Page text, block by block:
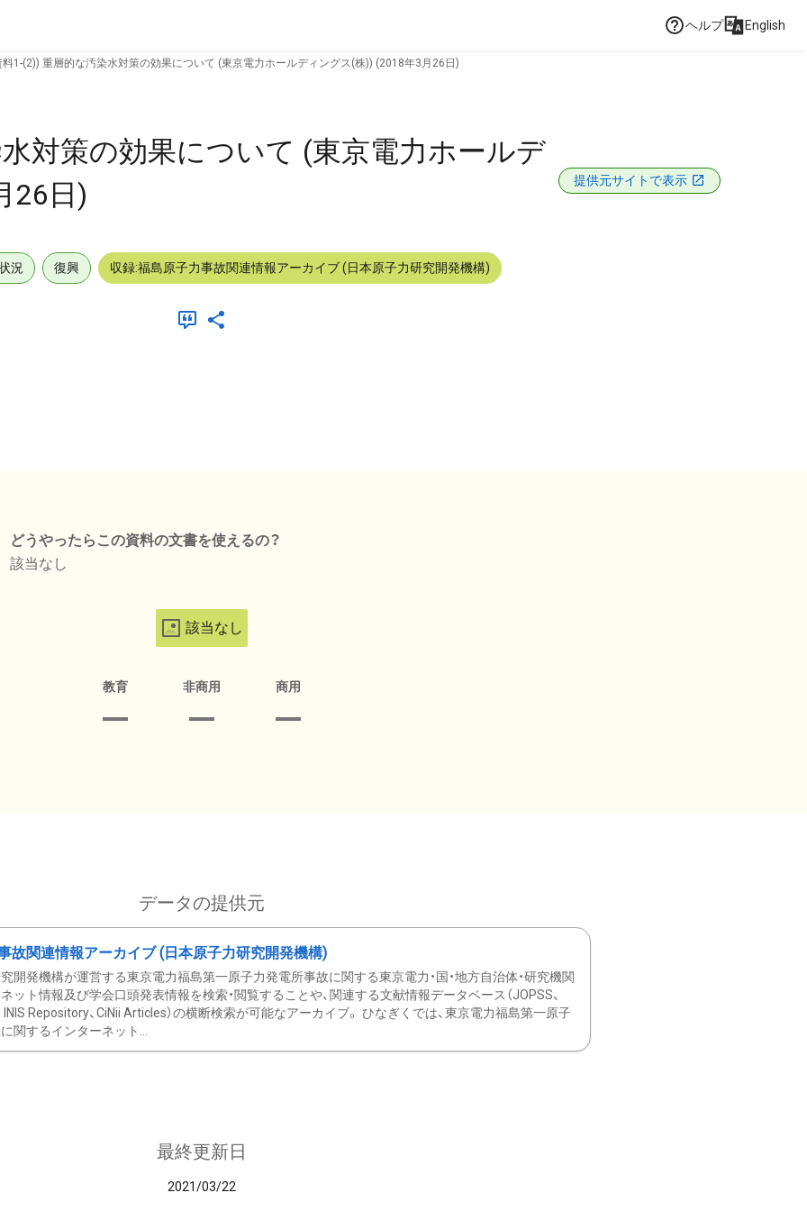
ヘルプ English
料1-(2)) 重層的な汚染水対策の効果について (東京電力ホールディングス(株)) (2018年3月26日)
対策の効果について (東京電力ホールデ
26日)
提供元サイトで表示
況 復興 収録:福島原子力事故関連情報アーカイブ (日本原子力研究開発機構)
どうやったらこの資料の文書を使えるの？
該当なし
該当なし
教育 非商用 商用
データの提供元
故関連情報アーカイブ (日本原子力研究開発機構)
開発機構が運営する東京電力福島第一原子力発電所事故に関する東京電力・国・地方自治体・研究機関
ット情報及び学会口頭発表情報を検索・閲覧することや、関連する文献情報データベース（JOPSS、
INIS Repository、CiNii Articles）の横断検索が可能なアーカイブ。 ひなぎくでは、東京電力福島第一原子
関するインターネット...
最終更新日
2021/03/22